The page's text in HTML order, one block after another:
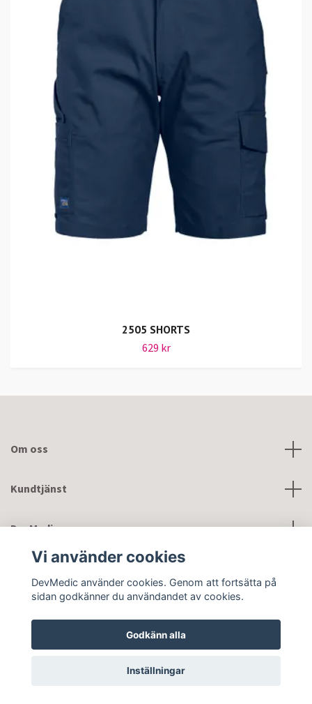
2505 SHORTS
629 kr
Om oss
Kundtjänst
DevMedic
© 2026 DevMedic
Vi använder cookies
DevMedic använder cookies. Genom att fortsätta på
sidan godkänner du användandet av cookies.
Godkänn alla
Inställningar